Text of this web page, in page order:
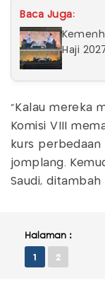
Baca Juga:
Haji
"Kalau mereka
Komisi VIII
kurs
jomplang.
Saudi, ditambah
Halaman :
1 2